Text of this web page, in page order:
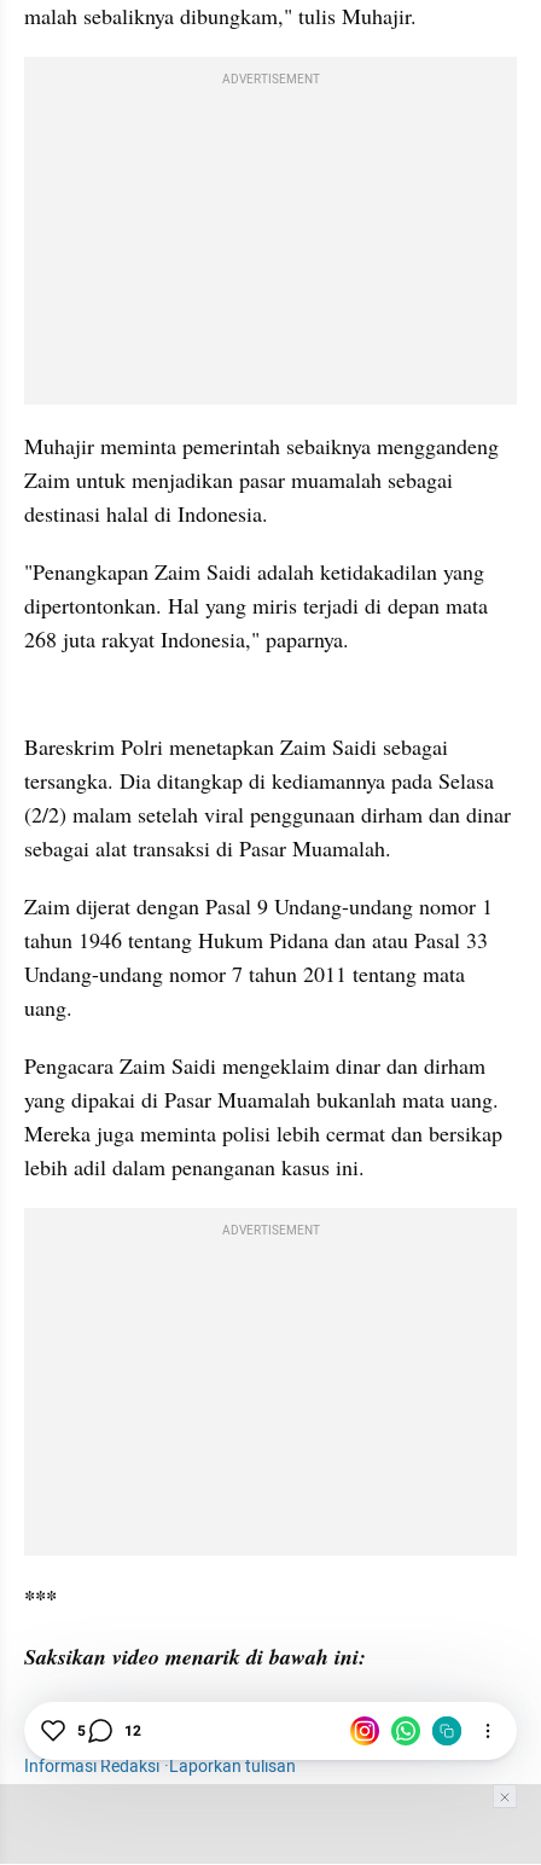
malah sebaliknya dibungkam," tulis Muhajir.
ADVERTISEMENT
Muhajir meminta pemerintah sebaiknya menggandeng
Zaim untuk menjadikan pasar muamalah sebagai
destinasi halal di Indonesia.
"Penangkapan Zaim Saidi adalah ketidakadilan yang
dipertontonkan. Hal yang miris terjadi di depan mata
268 juta rakyat Indonesia," paparnya.
Bareskrim Polri menetapkan Zaim Saidi sebagai
tersangka. Dia ditangkap di kediamannya pada Selasa
(2/2) malam setelah viral penggunaan dirham dan dinar
sebagai alat transaksi di Pasar Muamalah.
Zaim dijerat dengan Pasal 9 Undang-undang nomor 1
tahun 1946 tentang Hukum Pidana dan atau Pasal 33
Undang-undang nomor 7 tahun 2011 tentang mata
uang.
Pengacara Zaim Saidi mengeklaim dinar dan dirham
yang dipakai di Pasar Muamalah bukanlah mata uang.
Mereka juga meminta polisi lebih cermat dan bersikap
lebih adil dalam penanganan kasus ini.
ADVERTISEMENT
***
Saksikan video menarik di bawah ini:
Pasar Muamalah
Zaim Saidi
Informasi Redaksi·Laporkan tulisan
5 12